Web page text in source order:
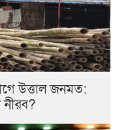
উত্তাল জনমত:
নীরব?